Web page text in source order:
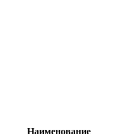
Наименование